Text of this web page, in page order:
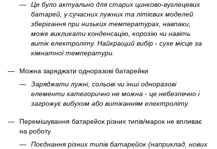
Це було актуально для старих цинково-вуглецевих
батарей, у сучасних лужних та літієвих моделей
зберігання при низьких температурах, навпаки,
може викликати конденсацію, корозію чи навіть
витік електроліту. Найкращий вибір - сухе місце за
кімнатної температури.
Можна заряджати одноразові батарейки
Заряджати лужні, сольові чи інші одноразові
елементи категорично не можна - це небезпечно і
загрожує вибухом або витіканням електроліту.
Перемішування батарейок різних типів/марок не впливає
на роботу
Поєднання різних типів батарейок (наприклад, нових